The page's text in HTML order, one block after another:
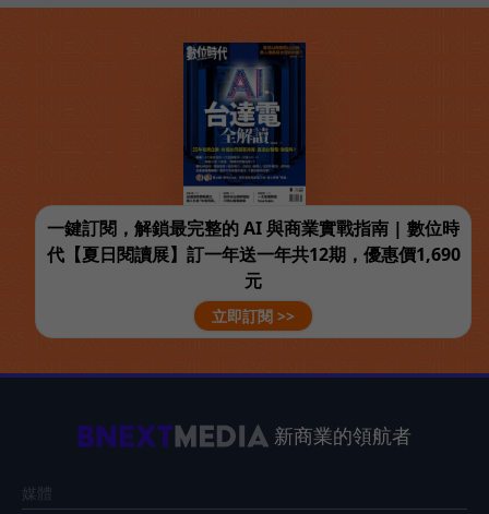
一鍵訂閱，解鎖最完整的 AI 與商業實戰指南 | 數位時
代【夏日閱讀展】訂一年送一年共12期，優惠價1,690
元
立即訂閱 >>
新商業的領航者
媒體